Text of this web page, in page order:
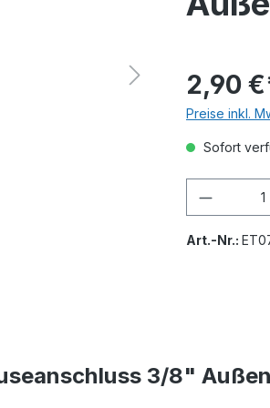
2,90
Preise inkl.
Sofort
Art.-Nr.:
3/8"